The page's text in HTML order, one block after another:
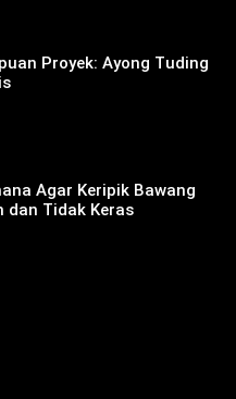
Proyek: Ayong Tuding
Agar Keripik Bawang
dan Tidak Keras